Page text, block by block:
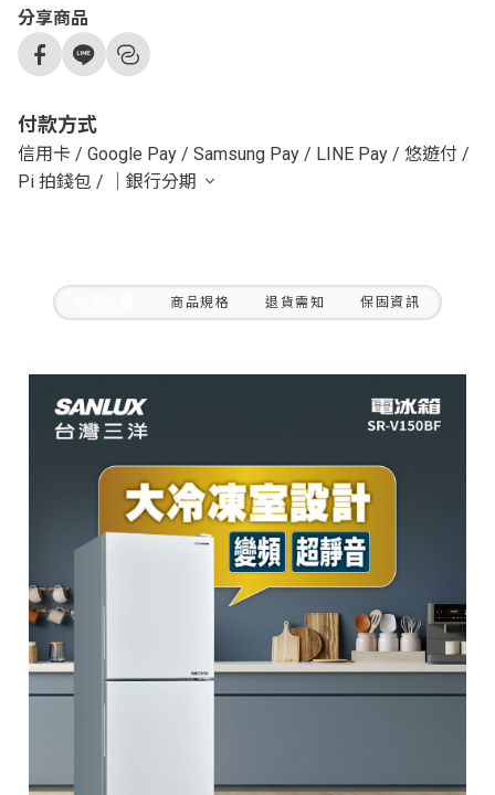
分享商品
付款方式
信用卡 / Google Pay / Samsung Pay / LINE Pay / 悠遊付 /
Pi 拍錢包 / ｜銀行分期
商品規格 退貨需知 保固資訊